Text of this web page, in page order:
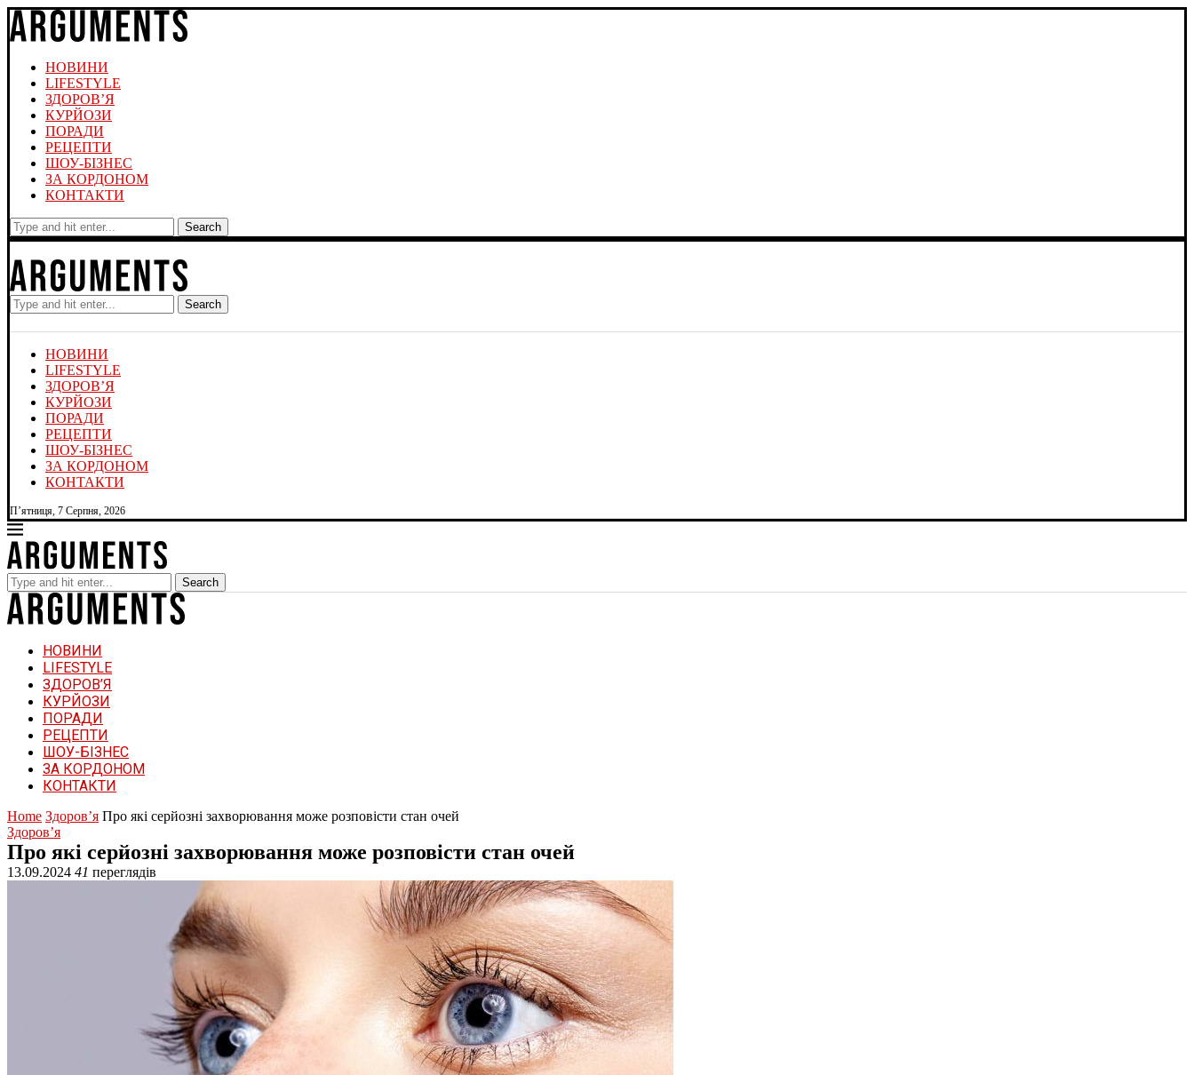
НОВИНИ
LIFESTYLE
ЗДОРОВ’Я
КУРЙОЗИ
ПОРАДИ
РЕЦЕПТИ
ШОУ-БІЗНЕС
ЗА КОРДОНОМ
КОНТАКТИ
Search
Search
НОВИНИ
LIFESTYLE
ЗДОРОВ’Я
КУРЙОЗИ
ПОРАДИ
РЕЦЕПТИ
ШОУ-БІЗНЕС
ЗА КОРДОНОМ
КОНТАКТИ
П’ятниця, 7 Серпня, 2026
Search
НОВИНИ
LIFESTYLE
ЗДОРОВ’Я
КУРЙОЗИ
ПОРАДИ
РЕЦЕПТИ
ШОУ-БІЗНЕС
ЗА КОРДОНОМ
КОНТАКТИ
Home Здоров’я Про які серйозні захворювання може розповісти стан очей
Здоров’я
Про які серйозні захворювання може розповісти стан очей
13.09.2024 41 переглядів